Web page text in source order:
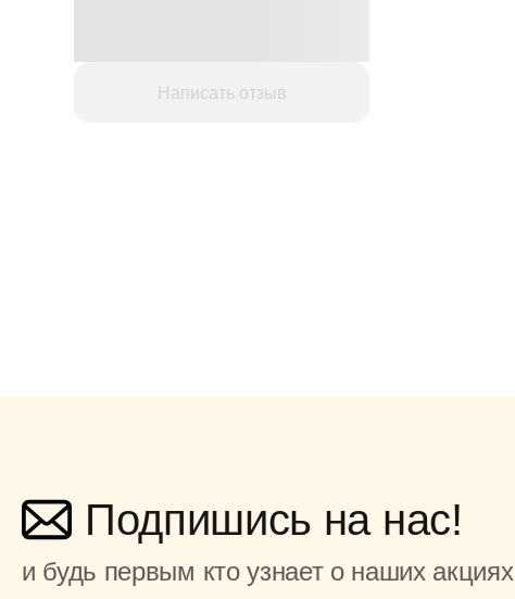
Написать отзыв
Подпишись на нас!
и будь первым кто узнает о наших акциях